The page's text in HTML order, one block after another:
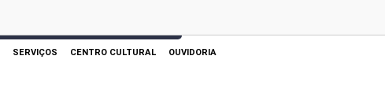
SERVIÇOS CENTRO CULTURAL OUVIDORIA